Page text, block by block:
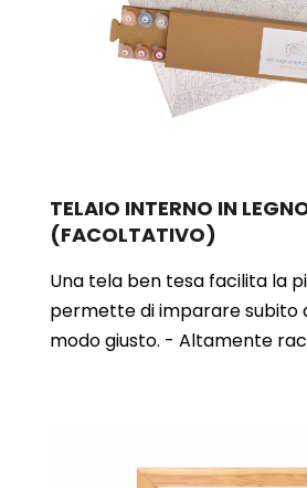
TELAIO INTERNO IN
(FACOLTATIVO)
Una tela ben tesa facilita la
permette di imparare subito
modo giusto. - Altamente